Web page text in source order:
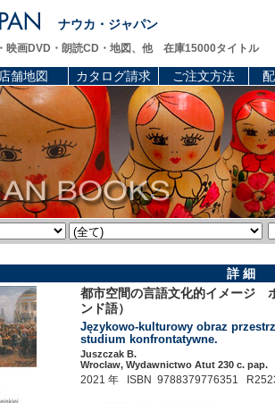
ナウカ・ジャパン
映画DVD・朗読CD・地図、他 在庫15000タイトル
店舗地図 カタログ請求 ご注文方法
詳 細
都市空間の言語文化的イメージ
ンド語）
Językowo-kulturowy obraz
studium konfrontatywne.
Juszczak B.
Wroclaw, Wydawnictwo Atut 230 c. pap.
2021 年 ISBN 9788379776351